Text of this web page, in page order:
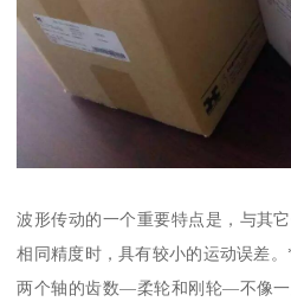
波形传动的一个重要特点是，与其
相同精度时，具有较小的运动误差
两个轴的齿数—柔轮和刚轮—不像